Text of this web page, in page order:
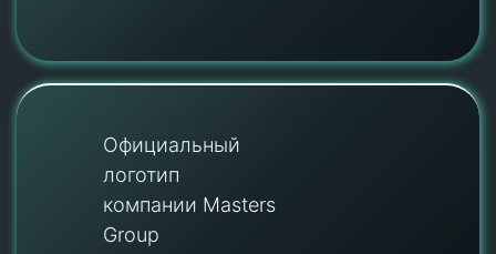
Официальный
логотип
компании Masters
Group